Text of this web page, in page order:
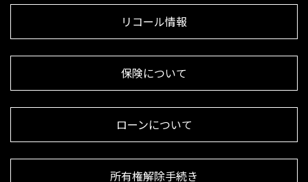
リコール情報
保険について
ローンについて
所有権解除手続き